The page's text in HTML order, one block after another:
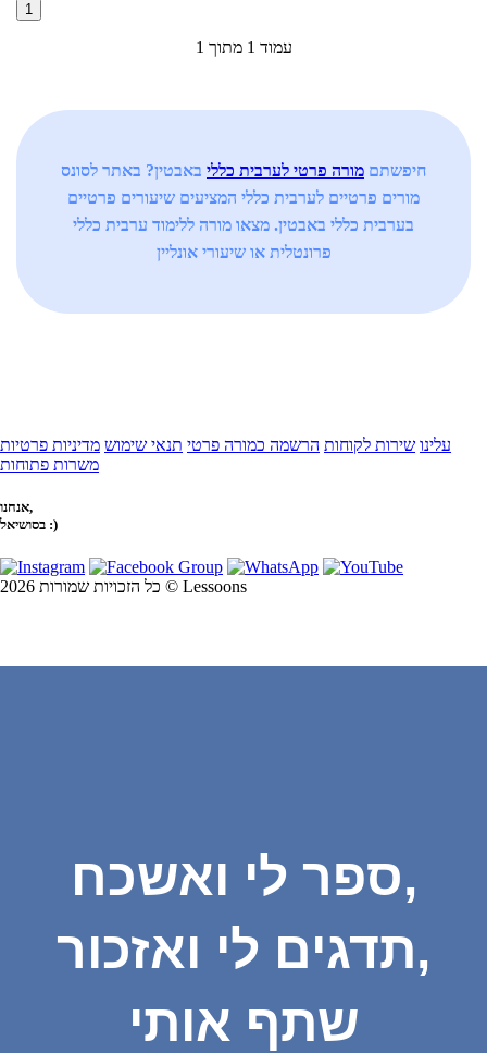
1
עמוד 1 מתוך 1
חיפשתם מורה פרטי לערבית כללי באבטין? באתר לסונס
מורים פרטיים לערבית כללי המציעים שיעורים פרטיים
בערבית כללי באבטין. מצאו מורה ללימוד ערבית כללי
פרונטלית או שיעורי אונליין
עלינו שירות לקוחות הרשמה כמורה פרטי תנאי שימוש מדיניות פרטיות
משרות פתוחות
אנחנו,
בסושיאל :)
כל הזכויות שמורות 2026 © Lessoons
ספר לי ואשכח,
תדגים לי ואזכור,
שתף אותי